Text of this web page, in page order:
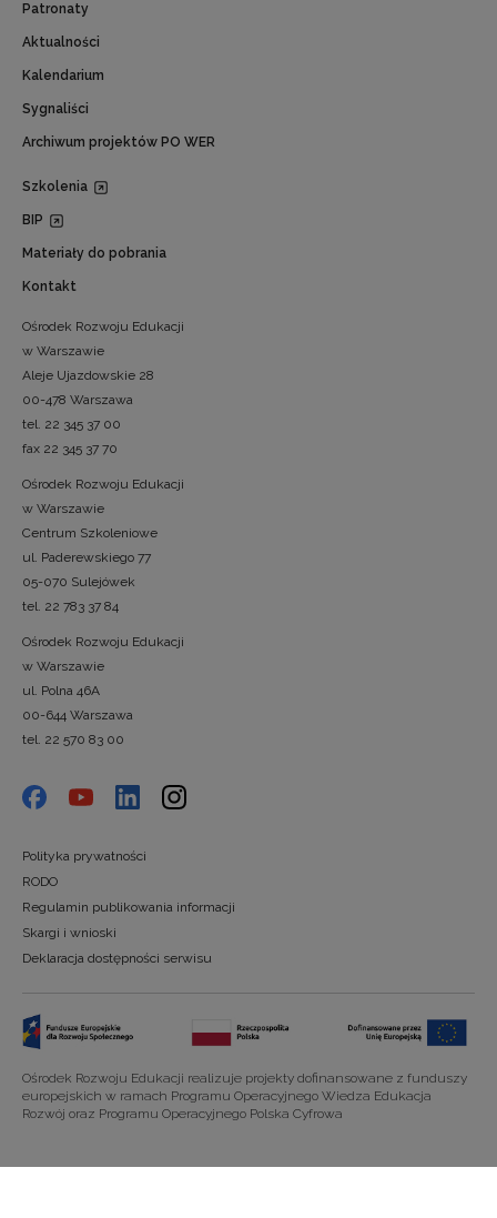
Patronaty
Aktualności
Kalendarium
Sygnaliści
Archiwum projektów PO WER
Szkolenia
BIP
Materiały do pobrania
Kontakt
Ośrodek Rozwoju Edukacji
w Warszawie
Aleje Ujazdowskie 28
00-478 Warszawa
tel. 22 345 37 00
fax 22 345 37 70
Ośrodek Rozwoju Edukacji
w Warszawie
Centrum Szkoleniowe
ul. Paderewskiego 77
05-070 Sulejówek
tel. 22 783 37 84
Ośrodek Rozwoju Edukacji
w Warszawie
ul. Polna 46A
00-644 Warszawa
tel. 22 570 83 00
Polityka prywatności
RODO
Regulamin publikowania informacji
Skargi i wnioski
Deklaracja dostępności serwisu
Ośrodek Rozwoju Edukacji realizuje projekty dofinansowane z funduszy
europejskich w ramach Programu Operacyjnego Wiedza Edukacja
Rozwój oraz Programu Operacyjnego Polska Cyfrowa